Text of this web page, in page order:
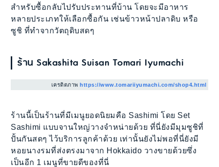
สำหรับซื้อกลับไปรับประทานที่บ้าน โดยจะมีอาหาร
หลายประเภทให้เลือกซื้อกัน เช่นข้าวหน้าปลาดิบ หรือ
ซูชิ ที่ทำจากวัตถุดิบสดๆ
ร้าน Sakashita Suisan Tomari Iyumachi
เครดิตภาพhttps://www.tomariiyumachi.com/shop4.html
ร้านนี้เป็นร้านที่มีเมนูยอดนิยมคือ Sashimi โดย Set
Sashimi แบบจานใหญ่วางจำหน่ายด้วย ที่นี่ยังมีมุมซูชิที่
ปั้นกันสดๆ ไว้บริการลูกค้าด้วย เท่านั้นยังไม่พอที่นี่ยังมี
หอยนางรมที่ส่งตรงมาจาก Hokkaido วางขายด้วยซึ่ง
เป็นอีก 1 เมนูที่ขายดีของที่นี่